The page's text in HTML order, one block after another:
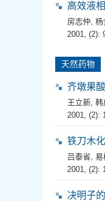
高效液
房志仲, 杨
2001, (2):
天然药物
齐墩果
王立新, 韩
2001, (2):
铁刀木
吕泰省, 易
2001, (2):
决明子